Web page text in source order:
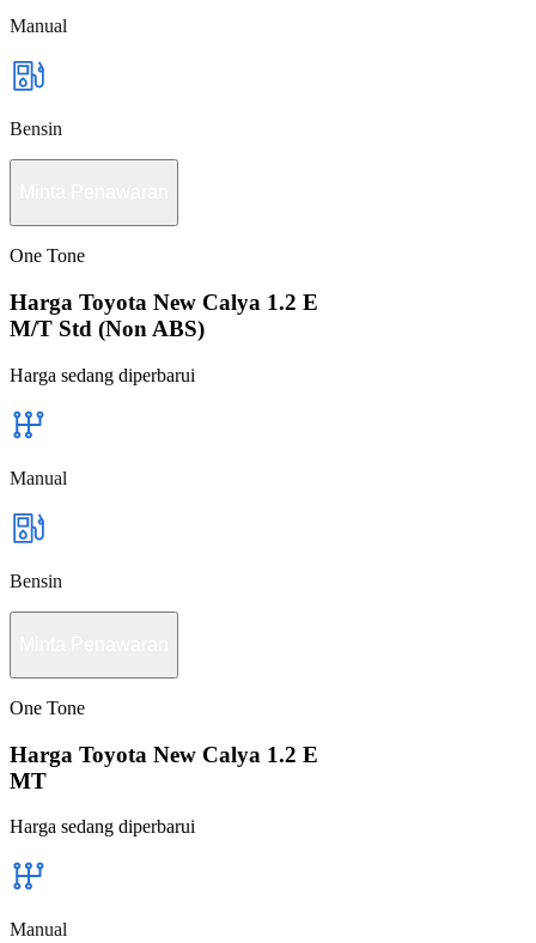
Manual
Bensin
One Tone
Harga Toyota New Calya 1.2 E
M/T Std (Non ABS)
Harga sedang diperbarui
Manual
Bensin
One Tone
Harga Toyota New Calya 1.2 E
MT
Harga sedang diperbarui
Manual